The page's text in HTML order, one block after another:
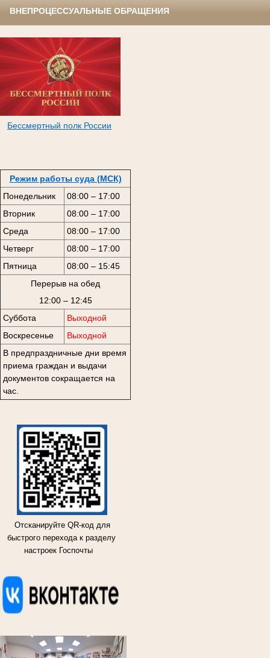
ВНЕПРОЦЕССУАЛЬНЫЕ ОБРАЩЕНИЯ
Бессмертный полк России
Режим работы суда (МСК)
Понедельник
08:00 – 17:00
Вторник
08:00 – 17:00
Среда
08:00 – 17:00
Четверг
08:00 – 17:00
Пятница
08:00 – 15:45
Перерыв на обед
12:00 – 12:45
Суббота
Выходной
Воскресенье
Выходной
В предпраздничные дни время
приема граждан и выдачи
документов сокращается на
час.
Отсканируйте QR-код для
быстрого перехода к разделу
настроек Госпочты